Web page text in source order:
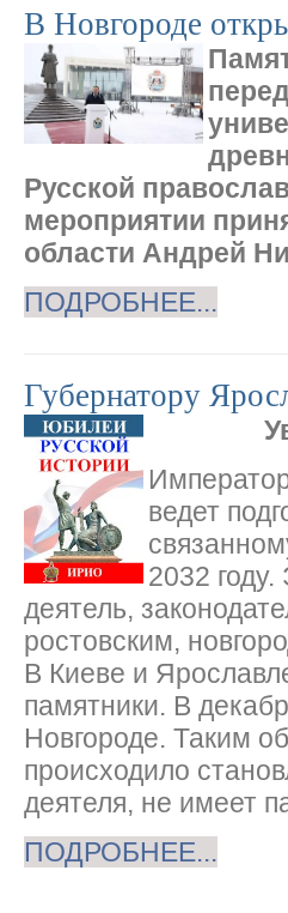
В Новгороде
Русской
мероприятии
области Андрей
ПОДРОБНЕЕ...
Губернатору
ведет
2032
деятель,
ростовским,
В Киеве и
памятники. В
Новгороде. Таким
происходило
деятеля, не имеет
ПОДРОБНЕЕ...